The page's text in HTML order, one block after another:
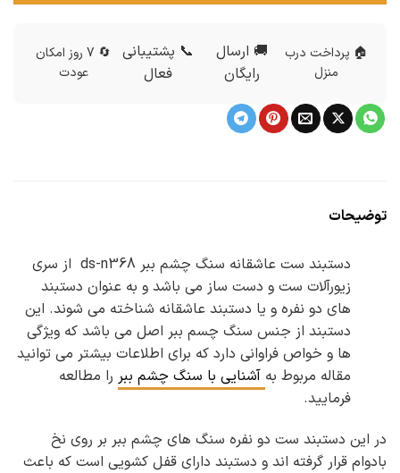
🏠 پرداخت درب
منزل
🚚 ارسال
رایگان
📞 پشتیبانی
فعال
🔄 7 روز امکان
عودت
توضیحات
دستبند ست عاشقانه سنگ چشم ببر ds-n368 از سری
زیورآلات ست و دست ساز می باشد و به عنوان دستبند
های دو نفره و یا دستبند عاشقانه شناخته می شوند. این
دستبند از جنس سنگ چسم ببر اصل می باشد که ویژگی
ها و خواص فراوانی دارد که برای اطلاعات بیشتر می توانید
مقاله مربوط به آشنایی با سنگ چشم ببر را مطالعه
فرمایید.
در این دستبند ست دو نفره سنگ های چشم ببر بر روی نخ
بادوام قرار گرفته اند و دستبند دارای قفل کشویی است که باعث